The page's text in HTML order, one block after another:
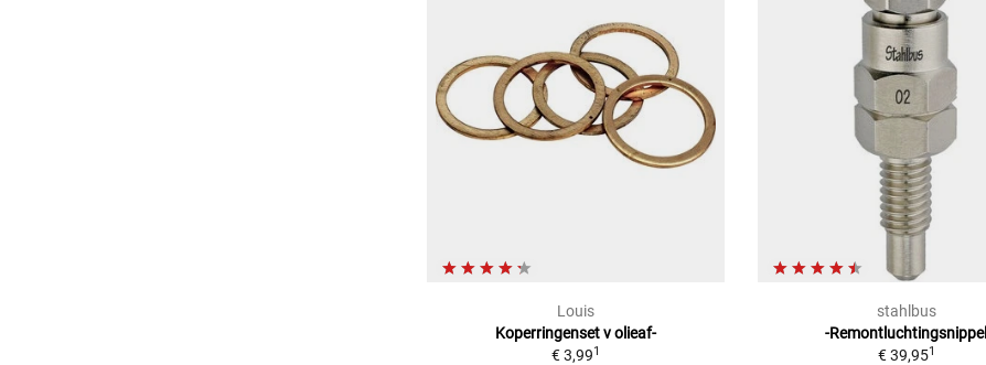
Louis
Koperringenset v olieaf-
€ 3,991
stahlbus
-Remontluchtingsnippel
€ 39,951